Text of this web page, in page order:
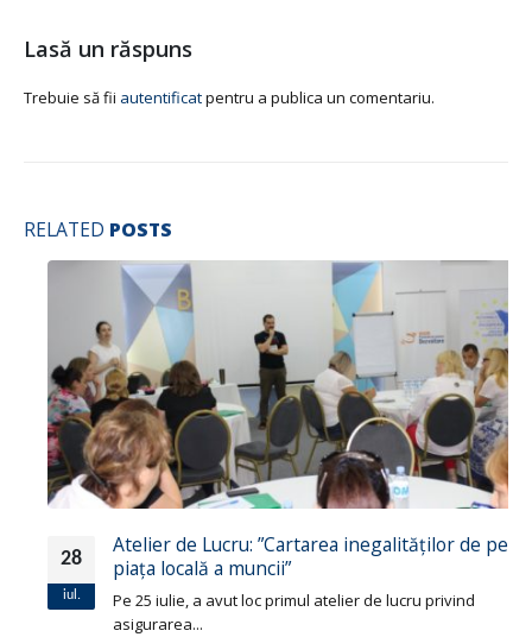
Lasă un răspuns
Trebuie să fii autentificatpentru a publica un comentariu.
RELATED POSTS
Atelier de Lucru: ”Cartarea inegalităților de pe
piața locală a muncii”
Pe 25 iulie, a avut loc primul atelier de lucru privind
asigurarea...